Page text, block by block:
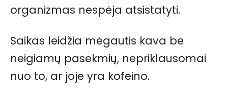
organizmas nespėja atsistatyti.
Saikas leidžia mėgautis kava be
neigiamų pasekmių, nepriklausomai
nuo to, ar joje yra kofeino.